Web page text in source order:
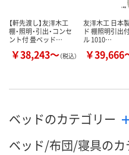
【軒先渡し】友澤木工
棚・照明・引出・コンセ
ント付 畳ベッド…
￥38,243～（税込）
友澤木工 日本
ド 棚照明引出
ル 1010…
￥39,666
ベッドのカテゴリー
ベッド/布団/寝具のカ